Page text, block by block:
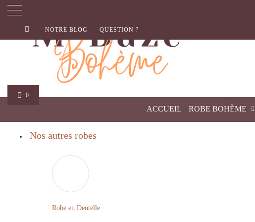
0
NOTRE BLOG QUESTION ?
ACCUEIL ROBE BOHÈME
Nos autres robes
Robe en Dentelle